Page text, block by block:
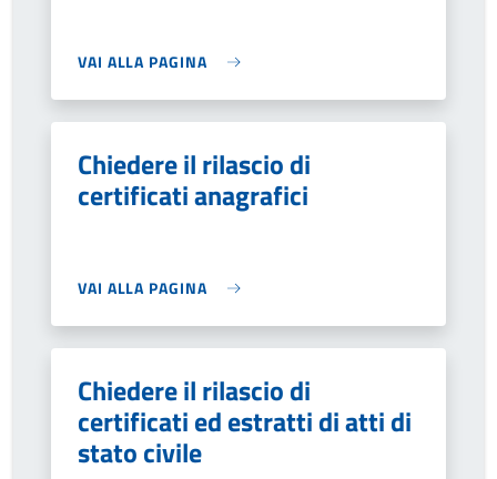
VAI ALLA PAGINA
Chiedere il rilascio di
certificati anagrafici
VAI ALLA PAGINA
Chiedere il rilascio di
certificati ed estratti di atti di
stato civile